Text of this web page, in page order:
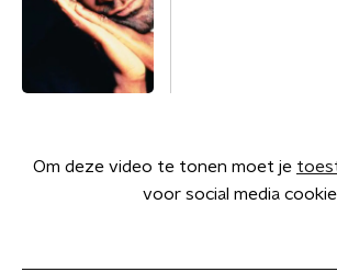
Om deze video te tonen moet je
voor social media